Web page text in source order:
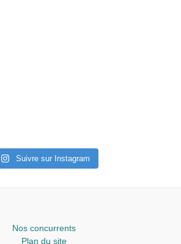
Suivre sur Instagram
Nos concurrents
Plan du site